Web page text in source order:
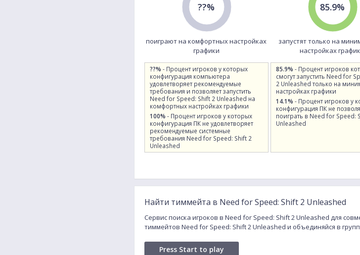
??%
поиграют на комфортных настройках
графики
??% - Процент игроков у которых
конфигурация компьютера
удовлетворяет рекомендуемые
требования и позволяет запустить
Need for Speed: Shift 2 Unleashed на
комфортных настройках графики
100% - Процент игроков у которых
конфигурация ПК не удовлетворяет
рекомендуемые системные
требования Need for Speed: Shift 2
Unleashed
85.9%
запустят только на
настройках
85.9% - Процент игроков
смогут запустить Need for
2 Unleashed только на
настройках графики
14.1% - Процент игроков у
конфигурация ПК не
поиграть в Need for Speed:
Unleashed
Найти тиммейта в Need for Speed: Shift 2 Unleashed
Сервис поиска игроков в Need for Speed: Shift 2 Unleashed для
тиммейтов Need for Speed: Shift 2 Unleashed и объединяйся в
Press Start to play